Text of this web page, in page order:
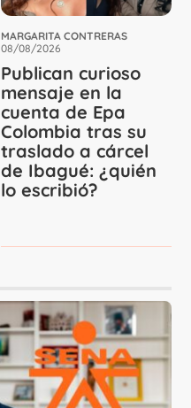
MARGARITA CONTRERAS
08/08/2026
Publican curioso
mensaje en la
cuenta de Epa
Colombia tras su
traslado a cárcel
de Ibagué: ¿quién
lo escribió?